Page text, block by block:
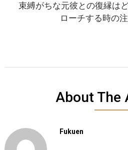
束縛がちな元彼との復縁は
ローチする時の
About The
Fukuen